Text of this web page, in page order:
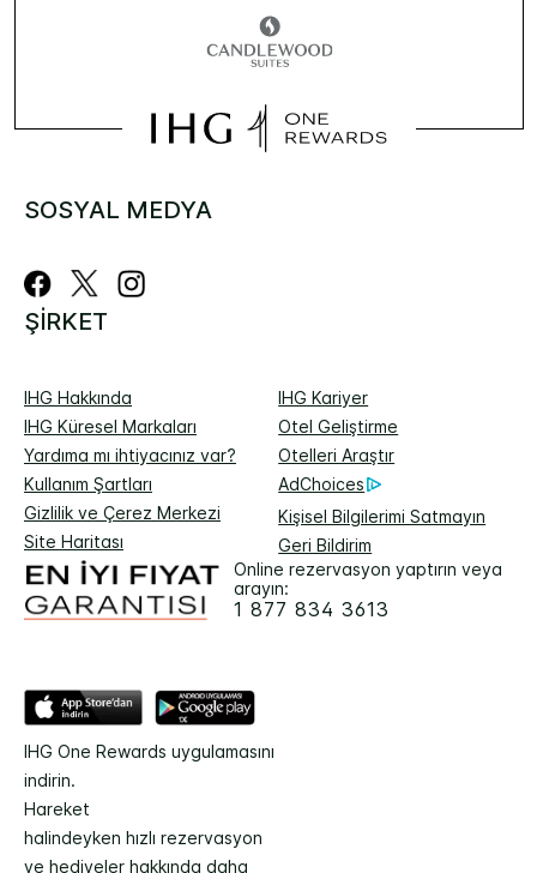
SOSYAL MEDYA
ŞIRKET
IHG Hakkında
IHG Kariyer
IHG Küresel Markaları
Otel Geliştirme
Yardıma mı ihtiyacınız var?
Otelleri Araştır
Kullanım Şartları
AdChoices
Gizlilik ve Çerez Merkezi
Kişisel Bilgilerimi Satmayın
Site Haritası
Geri Bildirim
Online rezervasyon yaptırın veya
arayın:
1 877 834 3613
IHG One Rewards uygulamasını
indirin.
Hareket
halindeyken hızlı rezervasyon
ve hediyeler hakkında daha